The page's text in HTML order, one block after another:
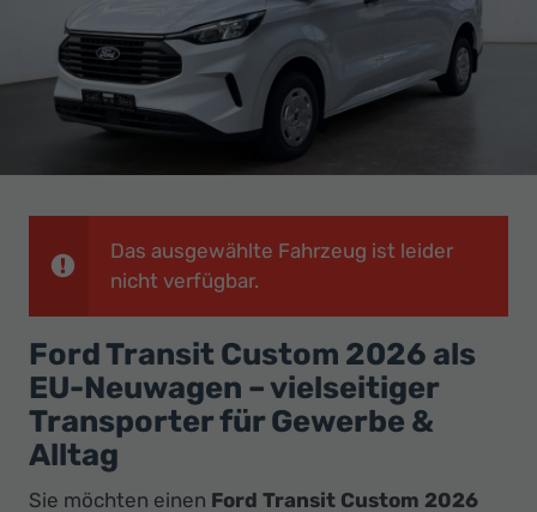
Gebrauchtwagen
zu
Top-
Ihr
Innovatives
Autohaus
Das ausgewählte Fahrzeug ist leider
nicht verfügbar.
Ford Transit Custom 2026 als
EU-Neuwagen – vielseitiger
Transporter für Gewerbe &
Alltag
Sie möchten einen Ford Transit Custom 2026